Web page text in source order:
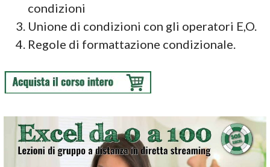
condizioni
Unione di condizioni con gli operatori E,O.
Regole di formattazione condizionale.